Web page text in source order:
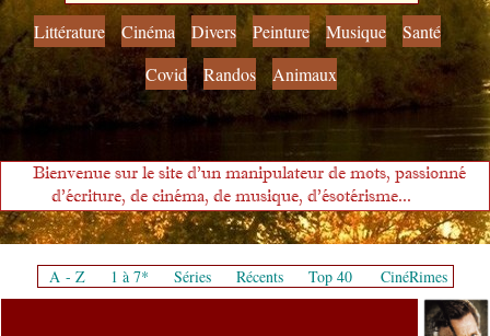
Littérature Cinéma Divers Peinture Musique
Santé
Covid
Randos Animaux
Bienvenue sur le site d'un manipulateur de mots, passionné
d'écriture, de cinéma, de musique, d'ésotérisme...
A - Z 1 à 7* Séries Récents Top 40 CinéRimes